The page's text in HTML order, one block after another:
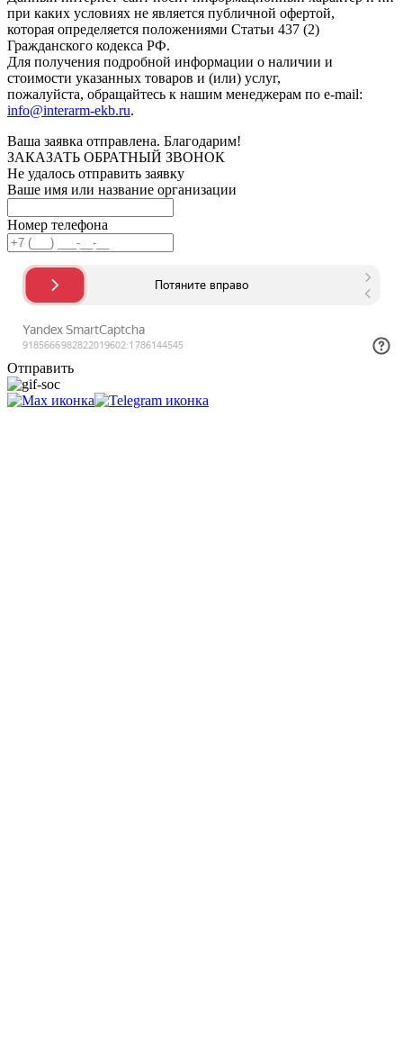
при каких условиях не является публичной офертой,
которая определяется положениями Статьи 437 (2)
Гражданского кодекса РФ.
Для получения подробной информации о наличии и
стоимости указанных товаров и (или) услуг,
пожалуйста, обращайтесь к нашим менеджерам по e-mail:
info@interarm-ekb.ru.
Ваша заявка отправлена. Благодарим!
ЗАКАЗАТЬ ОБРАТНЫЙ ЗВОНОК
Не удалось отправить заявку
Ваше имя или название организации
Номер телефона
Отправить